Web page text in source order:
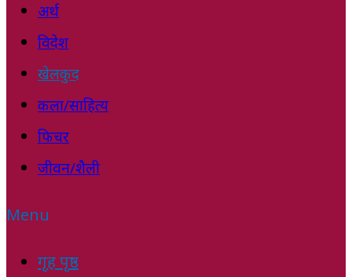
अर्थ
विदेश
खेलकुद
कला/साहित्य
फिचर
जीवन/शैली
Menu
गृह पृष्ठ